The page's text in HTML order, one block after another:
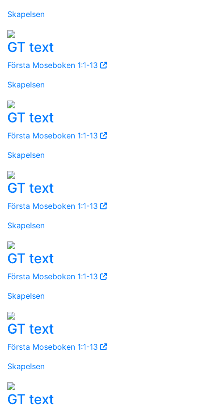
Skapelsen
GT text
Första Moseboken 1:1-13
Skapelsen
GT text
Första Moseboken 1:1-13
Skapelsen
GT text
Första Moseboken 1:1-13
Skapelsen
GT text
Första Moseboken 1:1-13
Skapelsen
GT text
Första Moseboken 1:1-13
Skapelsen
GT text